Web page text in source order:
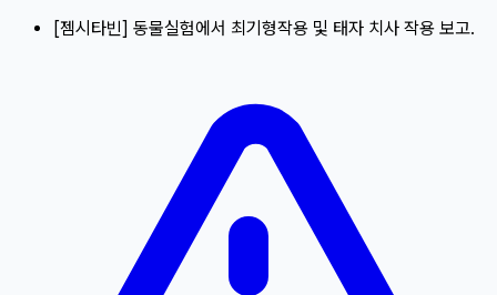
[젬시타빈] 동물실험에서 최기형작용 및 태자 치사 작용 보고.